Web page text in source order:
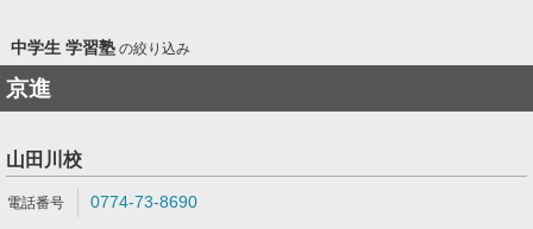
中学生 学習塾の絞り込み
京進
山田川校
0774-73-8690